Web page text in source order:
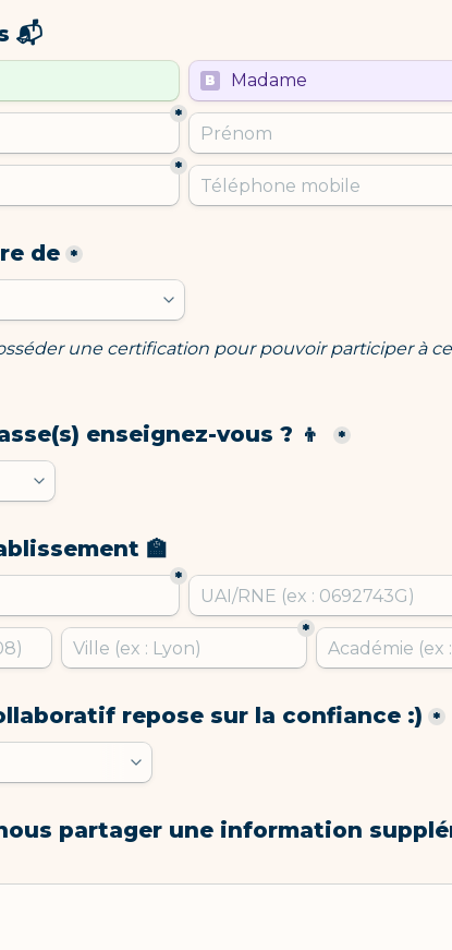
📬
field Untitled multiple choice field
B Madame
*
*
de *
une certification pour pouvoir participer à
enseignez-vous ? 👦 *
🏫
*
*
repose sur la confiance :) *
partager une information